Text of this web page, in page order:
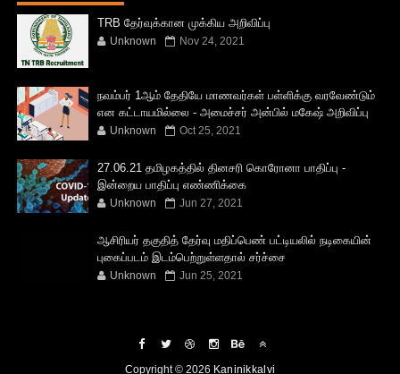
TRB தேர்வுக்கான முக்கிய அறிவிப்பு
Unknown Nov 24, 2021
நவம்பர் 1ஆம் தேதியே மாணவர்கள் பள்ளிக்கு வரவேண்டும்
என கட்டாயமில்லை - அமைச்சர் அன்பில் மகேஷ் அறிவிப்பு
Unknown Oct 25, 2021
27.06.21 தமிழகத்தில் தினசரி கொரோனா பாதிப்பு -
இன்றைய பாதிப்பு எண்ணிக்கை
Unknown Jun 27, 2021
ஆசிரியர் தகுதித் தேர்வு மதிப்பெண் பட்டியலில் நடிகையின்
புகைப்படம் இடம்பெற்றுள்ளதால் சர்ச்சை
Unknown Jun 25, 2021
Copyright © 2026 Kaninikkalvi